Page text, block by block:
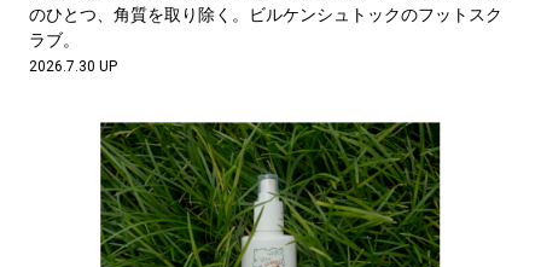
#SPORTS #HANDSOME HANDBOOK
のひとつ、角質を取り除く。ビルケンシュトックのフットスク
ラブ。
2026.7.30 UP